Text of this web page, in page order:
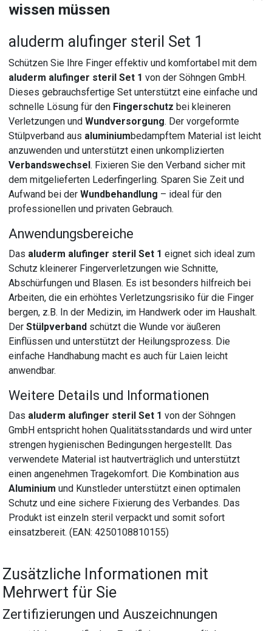
wissen müssen
aluderm alufinger steril Set 1
Schützen Sie Ihre Finger effektiv und komfortabel mit dem
aluderm alufinger steril Set 1 von der Söhngen GmbH.
Dieses gebrauchsfertige Set unterstützt eine einfache und
schnelle Lösung für den Fingerschutz bei kleineren
Verletzungen undWundversorgung. Der vorgeformte
Stülpverband aus aluminiumbedampftem Material ist leicht
anzuwenden und unterstützt einen unkomplizierten
Verbandswechsel. Fixieren Sie den Verband sicher mit
dem mitgelieferten Lederfingerling. Sparen Sie Zeit und
Aufwand bei derWundbehandlung – ideal für den
professionellen und privaten Gebrauch.
Anwendungsbereiche
Das aluderm alufinger steril Set 1 eignet sich ideal zum
Schutz kleinerer Fingerverletzungen wie Schnitte,
Abschürfungen und Blasen. Es ist besonders hilfreich bei
Arbeiten, die ein erhöhtes Verletzungsrisiko für die Finger
bergen, z.B. In der Medizin, im Handwerk oder im Haushalt.
DerStülpverband schützt die Wunde vor äußeren
Einflüssen und unterstützt der Heilungsprozess. Die
einfache Handhabung macht es auch für Laien leicht
anwendbar.
Weitere Details und Informationen
Das aluderm alufinger steril Set 1 von der Söhngen
GmbH entspricht hohen Qualitätsstandards und wird unter
strengen hygienischen Bedingungen hergestellt. Das
verwendete Material ist hautverträglich und unterstützt
einen angenehmen Tragekomfort. Die Kombination aus
Aluminium und Kunstleder unterstützt einen optimalen
Schutz und eine sichere Fixierung des Verbandes. Das
Produkt ist einzeln steril verpackt und somit sofort
einsatzbereit. (EAN: 4250108810155)
Zusätzliche Informationen mit
Mehrwert für Sie
Zertifizierungen und Auszeichnungen